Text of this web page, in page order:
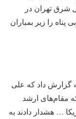
شرق تهران در
را زیر بمباران
شنبه گزارش داد که علی
مقام‌های ارشد
… هشدار دادند به